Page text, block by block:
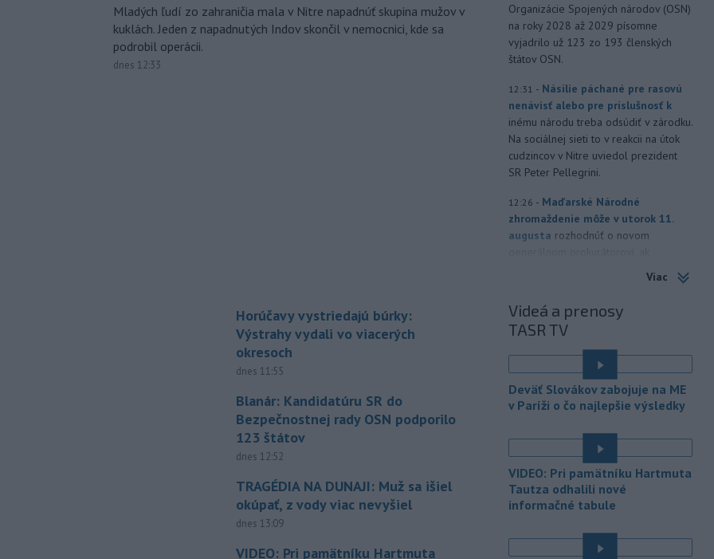
Mladých ľudí zo zahraničia mala v Nitre napadnúť skupina mužov v
kuklách. Jeden z napadnutých Indov skončil v nemocnici, kde sa
podrobil operácii.
dnes 12:33
Horúčavy vystriedajú búrky:
Výstrahy vydali vo viacerých
okresoch
dnes 11:55
Blanár: Kandidatúru SR do
Bezpečnostnej rady OSN podporilo
123 štátov
dnes 12:52
TRAGÉDIA NA DUNAJI: Muž sa išiel
okúpať, z vody viac nevyšiel
dnes 13:09
VIDEO: Pri pamätníku Hartmuta
Organizácie Spojených národov (OSN)
na roky 2028 až 2029 písomne
vyjadrilo už 123 zo 193 členských
štátov OSN.
12:31 - Násilie páchané pre rasovú
nenávisť alebo pre príslušnosť k
inému národu treba odsúdiť v zárodku.
Na sociálnej sieti to v reakcii na útok
cudzincov v Nitre uviedol prezident
SR Peter Pellegrini.
12:26 - Maďarské Národné
zhromaždenie môže v utorok 11.
augusta rozhodnúť o novom
šesťmesačnej výpovednej lehoty.
12:00 - Silné búrky vo štvrtok
vyvolali v hornatých oblastiach
Rakúska povodne a
11:51 - Slovenský
hydrometeorologický ústav (SHMÚ)
viacerých okresoch stredného a
východného Slovenska. Vydal preto
výstrahu prvého stupňa.
11:18 - Ministerstvo vnútra (MV) SR
(NBÚ) o nezávislé odborné posúdenie
Viac
Videá a prenosy
TASR TV
Deväť Slovákov zabojuje na ME
v Paríži o čo najlepšie výsledky
VIDEO: Pri pamätníku Hartmuta
Tautza odhalili nové
informačné tabule